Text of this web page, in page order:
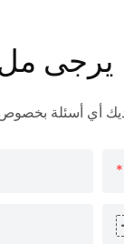
يرجى